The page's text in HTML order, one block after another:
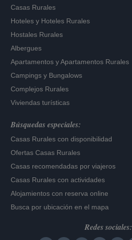
Casas Rurales
Hoteles y Hoteles Rurales
Hostales Rurales
Albergues
Apartamentos yApartamentos Rurales
Campings y Bungalows
Complejos Rurales
Viviendas turísticas
Búsquedas especiales:
Casas Rurales con disponibilidad
Ofertas Casas Rurales
Casas recomendadas por viajeros
Casas Rurales con actividades
Alojamientos con reserva online
Busca por ubicación en el mapa
Redes sociales: